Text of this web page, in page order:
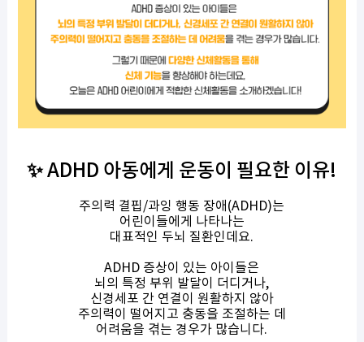
✨ ADHD 아동에게 운동이 필요한 이유!
주의력 결핍/과잉 행동 장애(ADHD)는
어린이들에게 나타나는
대표적인 두뇌 질환인데요.
ADHD 증상이 있는 아이들은
뇌의 특정 부위 발달이 더디거나,
신경세포 간 연결이 원활하지 않아
주의력이 떨어지고 충동을 조절하는 데
어려움을 겪는 경우가 많습니다.